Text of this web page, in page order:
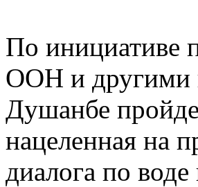
По инициативе
ООН и другими
Душанбе
нацеленная на
диалога по